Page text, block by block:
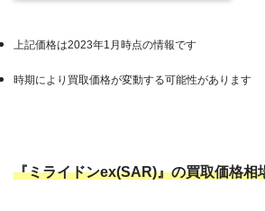
上記価格は2023年1月時点の情報です
時期により買取価格が変動する可能性があります
『ミライドンex(SAR)』の買取価格相